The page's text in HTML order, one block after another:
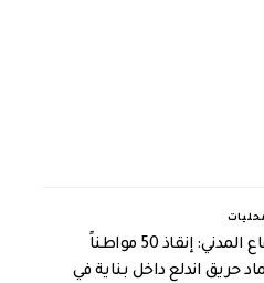
الدفاع المدني: إنقاذ 50 مواطناً
حريق اندلع داخل بناية في